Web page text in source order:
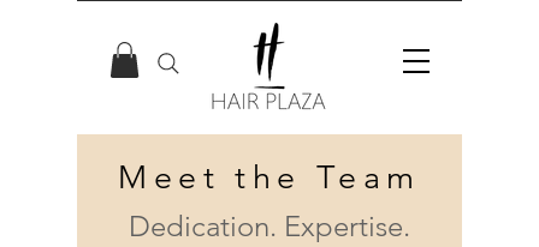
Meet the Team
Dedication. Expertise.